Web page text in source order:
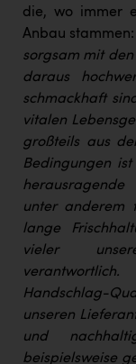
die, wo immer
Anbau stammen:
sorgsam mit
daraus
schmackhaft
vitalen
großteils aus
Bedingungen
unter anderem
lange
vieler
Handschlag-
unseren
und
beispielsweise